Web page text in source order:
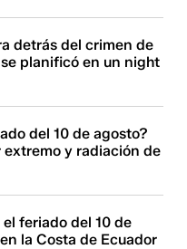
detrás del crimen de
planificó en un night
del 10 de agosto?
y radiación de
feriado del 10 de
la Costa de Ecuador